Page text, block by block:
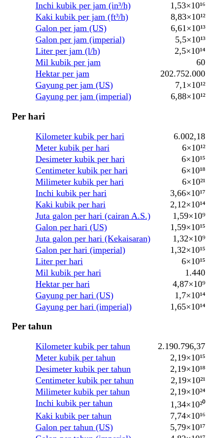
Inchi kubik per jam (in³/h)
1,53×10¹⁶
Kaki kubik per jam (ft³/h)
8,83×10¹²
Galon per jam (US)
6,61×10¹³
Galon per jam (imperial)
5,5×10¹³
Liter per jam (l/h)
2,5×10¹⁴
Mil kubik per jam
60
Hektar per jam
202.752.000
Gayung per jam (US)
7,1×10¹²
Gayung per jam (imperial)
6,88×10¹²
Per hari
Kilometer kubik per hari
6.002,18
Meter kubik per hari
6×10¹²
Desimeter kubik per hari
6×10¹⁵
Centimeter kubik per hari
6×10¹⁸
Milimeter kubik per hari
6×10²¹
Inchi kubik per hari
3,66×10¹⁷
Kaki kubik per hari
2,12×10¹⁴
Juta galon per hari (cairan A.S.)
1,59×10⁹
Galon per hari (US)
1,59×10¹⁵
Juta galon per hari (Kekaisaran)
1,32×10⁹
Galon per hari (imperial)
1,32×10¹⁵
Liter per hari
6×10¹⁵
Mil kubik per hari
1.440
Hektar per hari
4,87×10⁹
Gayung per hari (US)
1,7×10¹⁴
Gayung per hari (imperial)
1,65×10¹⁴
Per tahun
Kilometer kubik per tahun
2.190.796,37
Meter kubik per tahun
2,19×10¹⁵
Desimeter kubik per tahun
2,19×10¹⁸
Centimeter kubik per tahun
2,19×10²¹
Milimeter kubik per tahun
2,19×10²⁴
Inchi kubik per tahun
1,34×10²⁰
Kaki kubik per tahun
7,74×10¹⁶
Galon per tahun (US)
5,79×10¹⁷